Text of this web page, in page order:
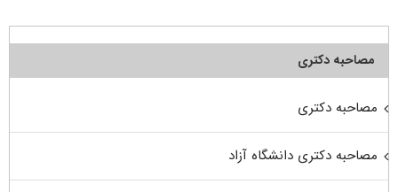
مصاحبه دکتری
مصاحبه دکتری
مصاحبه دکتری دانشگاه آزاد